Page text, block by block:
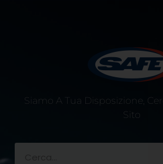
Siamo A Tua Disposizione,
Sito